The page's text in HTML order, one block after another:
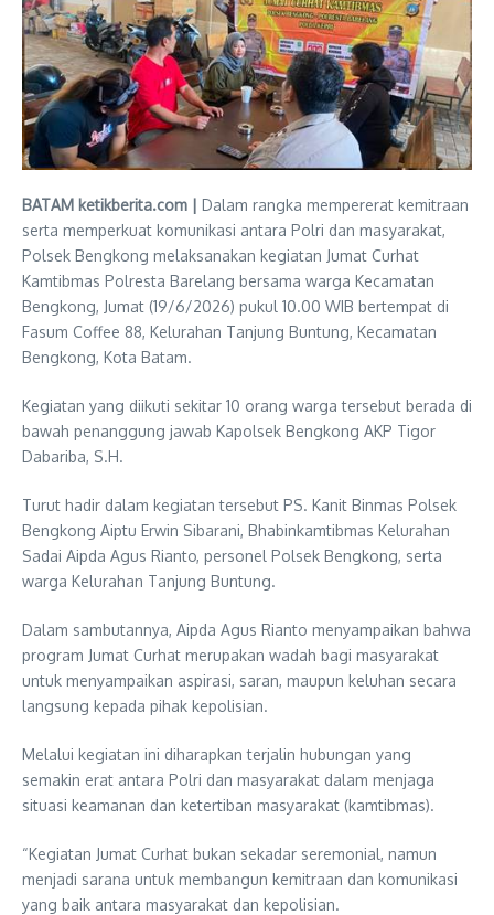
BATAM ketikberita.com | Dalam rangka mempererat kemitraan
serta memperkuat komunikasi antara Polri dan masyarakat,
Polsek Bengkong melaksanakan kegiatan Jumat Curhat
Kamtibmas Polresta Barelang bersama warga Kecamatan
Bengkong, Jumat (19/6/2026) pukul 10.00 WIB bertempat di
Fasum Coffee 88, Kelurahan Tanjung Buntung, Kecamatan
Bengkong, Kota Batam.
Kegiatan yang diikuti sekitar 10 orang warga tersebut berada di
bawah penanggung jawab Kapolsek Bengkong AKP Tigor
Dabariba, S.H.
Turut hadir dalam kegiatan tersebut PS. Kanit Binmas Polsek
Bengkong Aiptu Erwin Sibarani, Bhabinkamtibmas Kelurahan
Sadai Aipda Agus Rianto, personel Polsek Bengkong, serta
warga Kelurahan Tanjung Buntung.
Dalam sambutannya, Aipda Agus Rianto menyampaikan bahwa
program Jumat Curhat merupakan wadah bagi masyarakat
untuk menyampaikan aspirasi, saran, maupun keluhan secara
langsung kepada pihak kepolisian.
Melalui kegiatan ini diharapkan terjalin hubungan yang
semakin erat antara Polri dan masyarakat dalam menjaga
situasi keamanan dan ketertiban masyarakat (kamtibmas).
“Kegiatan Jumat Curhat bukan sekadar seremonial, namun
menjadi sarana untuk membangun kemitraan dan komunikasi
yang baik antara masyarakat dan kepolisian.